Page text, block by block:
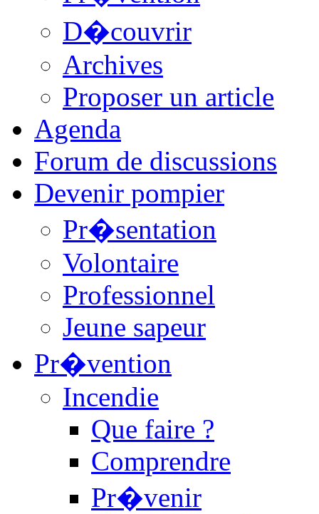
D�couvrir
Archives
Proposer un article
Agenda
Forum de discussions
Devenir pompier
Pr�sentation
Volontaire
Professionnel
Jeune sapeur
Pr�vention
Incendie
Que faire ?
Comprendre
Pr�venir